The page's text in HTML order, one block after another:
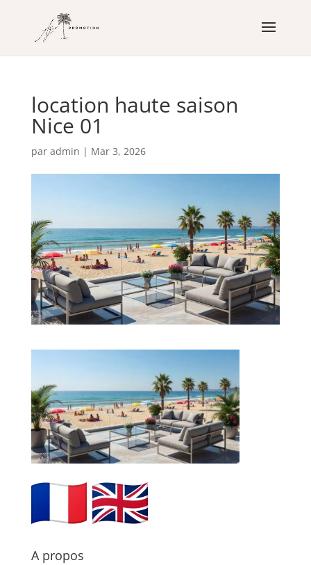
location haute saison
Nice 01
par admin | Mar 3, 2026
A propos